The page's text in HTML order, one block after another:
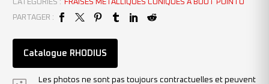
CATÉGORIES :
FRAISES MÉTALLIQUES CONIQUES À BOUT POINTU
PARTAGER :
Catalogue RHODIUS
Les photos ne sont pas toujours contractuelles et peuvent